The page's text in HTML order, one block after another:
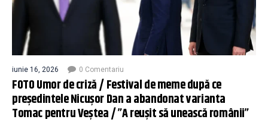
iunie 16, 2026 0 Comentariu
FOTO Umor de criză / Festival de meme după ce
președintele Nicușor Dan a abandonat varianta
Tomac pentru Veștea / ”A reușit să unească românii”